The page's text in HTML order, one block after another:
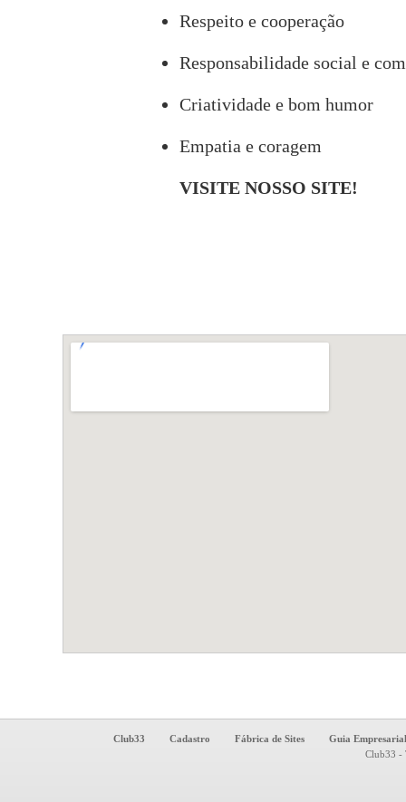
Respeito e cooperação
Responsabilidade social e
Criatividade e bom humor
Empatia e coragem
VISITE NOSSO SITE!
Club33 Cadastro Fábrica de Sites
Guia
Club33 -